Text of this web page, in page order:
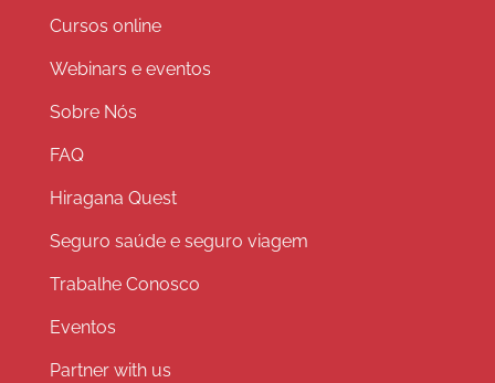
Cursos online
Webinars e eventos
Sobre Nós
FAQ
Hiragana Quest
Seguro saúde e seguro viagem
Trabalhe Conosco
Eventos
Partner with us